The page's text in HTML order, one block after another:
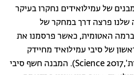
של עמילואידים נחקרו בעיקר
שלנו פרצה דרך במחקר של
ברמה האטומית, כאשר פרסמנו את
של סיבי עמילואיד מחיידק
(עינב טייב-פליגלמן ושות',Science 2017). המבנה חשף סיבי